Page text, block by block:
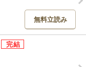
無料立読み